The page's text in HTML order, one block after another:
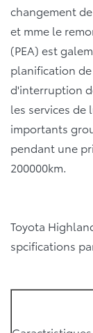
changement
et mme le
(PEA) est
planification
d'interruption
les services
importants
pendant une
200000km.
Toyota
spcifications